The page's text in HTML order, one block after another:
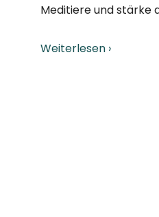
Meditiere und stärke
Weiterlesen ›